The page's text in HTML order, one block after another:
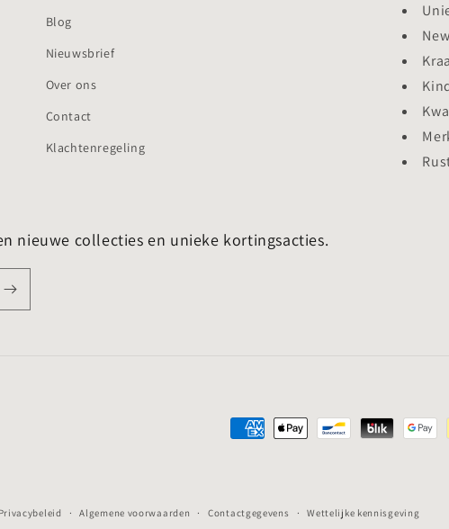
Blog
Nieuwsbrief
Over ons
Contact
Klachtenregeling
nieuwe collecties en unieke kortingsacties.
Betaalmethoden
Algemene voorwaarden Contactgegevens Wettelijke kennisgeving